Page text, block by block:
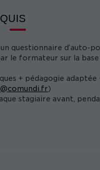
questionnaire d’auto-
le formateur sur la
+ pédagogie
)
stagiaire avant,